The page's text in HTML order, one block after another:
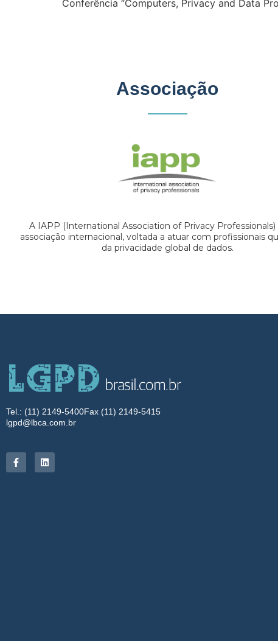
Conferência “Computers, Privacy and Data
Associação
A IAPP (International Association of Privacy
associação internacional, voltada a atuar com profissionais
da privacidade global de dados.
Tel.: (11) 2149-5400Fax (11) 2149-5415
lgpd@lbca.com.br